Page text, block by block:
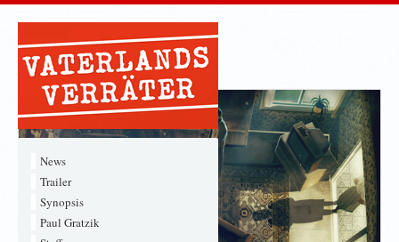
News
Trailer
Synopsis
Paul Gratzik